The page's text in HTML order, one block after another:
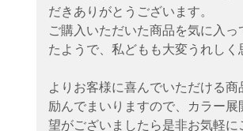
だきありがとうございます。
ご購入いただいた商品を気に入っ
たようで、私どもも大変うれしく
よりお客様に喜んでいただける商
励んでまいりますので、カラー展
望がございましたら是非お気軽に